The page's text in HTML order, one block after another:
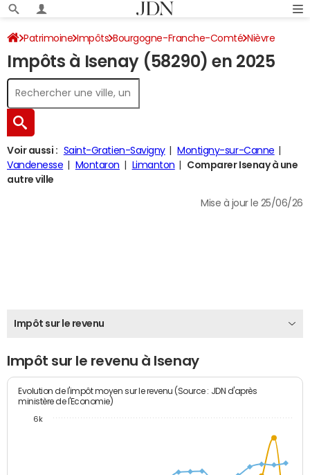
Patrimoine Impôts Bourgogne-Franche-Comté Nièvre
Isenay Impôt sur le revenu
Impôts à Isenay (58290) en 2025
Voir aussi : Saint-Gratien-Savigny
Montigny-sur-Canne
Vandenesse
Montaron Limanton
Comparer Isenay à une
autre ville
Mise à jour le 25/06/26
Impôt sur le revenu
Impôt sur le revenu à Isenay
Evolution de l'impôt moyen sur le revenu (Source : JDN d'après
ministère de l'Economie)
6k